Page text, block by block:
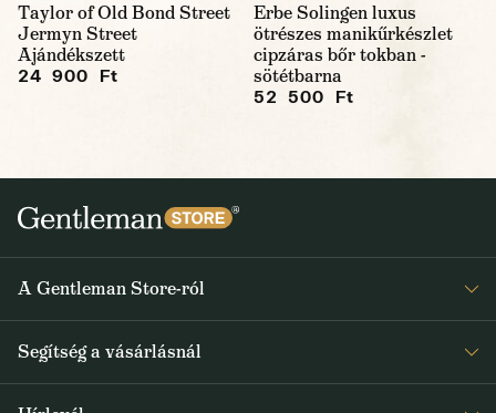
Taylor of Old Bond Street
Jermyn Street
Ajándékszett
24 900 Ft
Erbe Solingen luxus
ötrészes manikűrkészlet
cipzáras bőr tokban -
sötétbarna
52 500 Ft
A Gentleman Store-ról
Rólunk
Journal
Segítség a vásárlásnál